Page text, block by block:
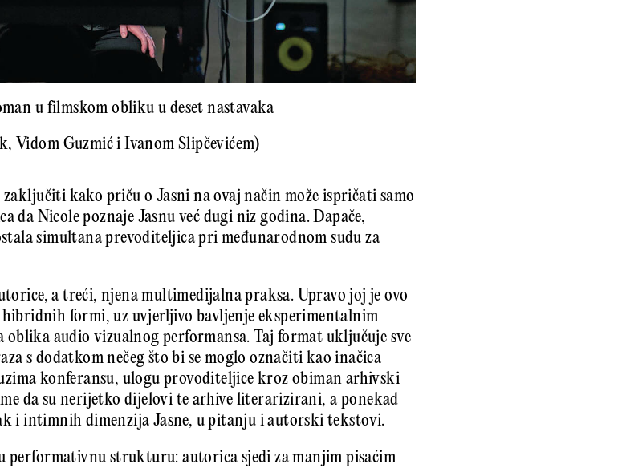
u filmskom obliku u deset nastavaka
Vidom Guzmić i Ivanom Slipčevićem)
kako priču o Jasni na ovaj način može ispričati samo
da Nicole poznaje Jasnu već dugi niz godina. Dapače,
simultana prevoditeljica pri međunarodnom sudu za
a treći, njena multimedijalna praksa. Upravo joj je ovo
formi, uz uvjerljivo bavljenje eksperimentalnim
audio vizualnog performansa. Taj format uključuje sve
s dodatkom nečeg što bi se moglo označiti kao inačica
konferansu, ulogu provoditeljice kroz obiman arhivski
da su nerijetko dijelovi te arhive literarizirani, a ponekad
i intimnih dimenzija Jasne, u pitanju i autorski tekstovi.
performativnu strukturu: autorica sjedi za manjim pisaćim